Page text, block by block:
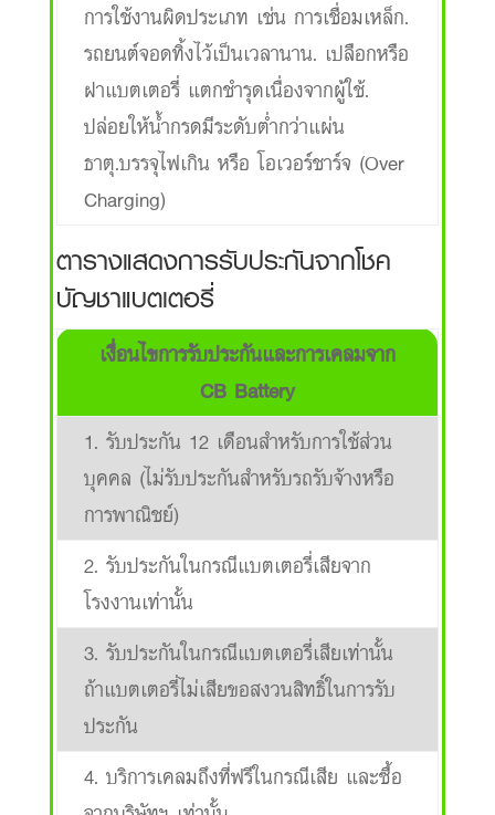
การใช้งานผิดประเภท เช่น การเชื่อมเหล็ก.
รถยนต์จอดทิ้งไว้เป็นเวลานาน. เปลือกหรือ
ฝาแบตเตอรี่ แตกชำรุดเนื่องจากผู้ใช้.
ปล่อยให้น้ำกรดมีระดับต่ำกว่าแผ่น
ธาตุ.บรรจุไฟเกิน หรือ โอเวอร์ชาร์จ (Over
Charging)
ตารางแสดงการรับประกันจากโชค
บัญชาแบตเตอรี่
เงื่อนไขการรับประกันและการเคลมจาก
CB Battery
1. รับประกัน 12 เดือนสำหรับการใช้ส่วน
บุคคล (ไม่รับประกันสำหรับรถรับจ้างหรือ
การพาณิชย์)
2. รับประกันในกรณีแบตเตอรี่เสียจาก
โรงงานเท่านั้น
3. รับประกันในกรณีแบตเตอรี่เสียเท่านั้น
ถ้าแบตเตอรี่ไม่เสียขอสงวนสิทธิ์ในการรับ
ประกัน
4. บริการเคลมถึงที่ฟรีในกรณีเสีย และซื้อ